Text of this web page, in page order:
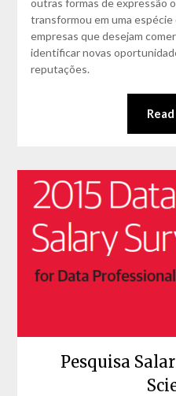
outras formas de expressão
transformou em uma espécie
empresas que desejam
identificar novas
reputações.
Pesquisa